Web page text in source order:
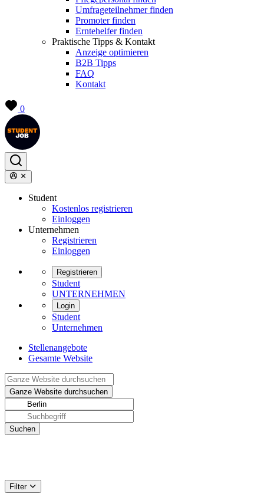
Umfrageteilnehmer finden
Promoter finden
Erntehelfer finden
Praktische Tipps & Kontakt
Anzeige optimieren
B2B Tipps
FAQ
Kontakt
0
Student
Kostenlos registrieren
Einloggen
Unternehmen
Registrieren
Einloggen
Registrieren
Student
UNTERNEHMEN
Login
Student
Unternehmen
Stellenangebote
Gesamte Website
Filter